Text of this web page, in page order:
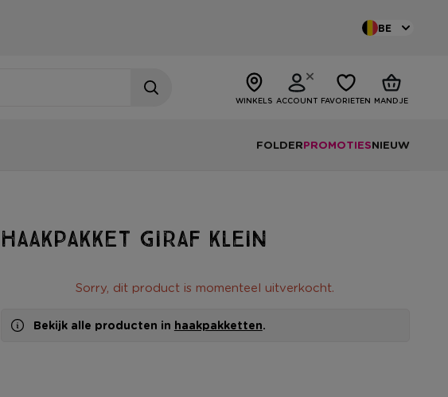
BE
WINKELS ACCOUNT FAVORIETEN MANDJE
FOLDERPROMOTIESNIEUW
Haakpakket giraf klein
Sorry, dit product is momenteel uitverkocht.
Bekijk alle producten in haakpakketten.